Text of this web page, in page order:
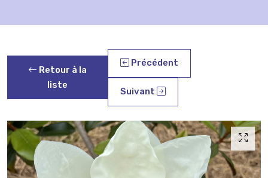
Retour à la
liste
Précédent
Suivant